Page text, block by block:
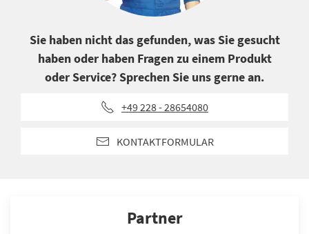
Sie haben nicht das gefunden, was Sie gesucht
haben oder haben Fragen zu einem Produkt
oder Service? Sprechen Sie uns gerne an.
+49 228 - 28654080
KONTAKTFORMULAR
Partner